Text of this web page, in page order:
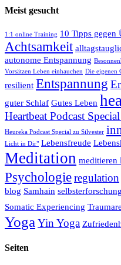
Meist gesucht
1:1 online Training 10 Tipps gegen
Achtsamkeit
autonome Entspannung
Vorsätzen Leben einhauchen Die eigenen
resilient Entspannung
guter Schlaf Gutes Leben
Heartbeat Podcast
Heureka Podcast Special zu Silvester
Licht in Dir" Lebensfreude
Meditation meditieren
Psychologieregulation
blog Samhain selbsterforschung
Somatic Experiencing
Yoga Yin Yoga
Seiten